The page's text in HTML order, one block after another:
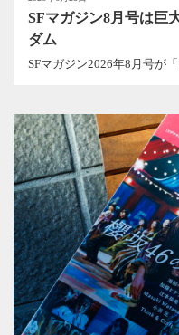
SFマガジン8月号は巨
ダム
SFマガジン2026年8月号が